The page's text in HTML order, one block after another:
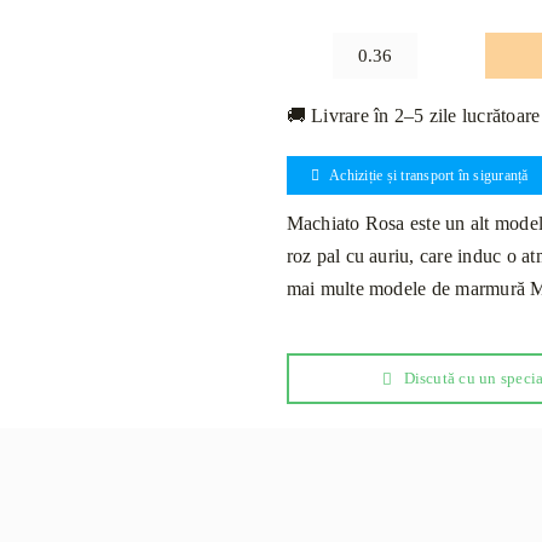
Cantitate
Macchiato
Rosa
Lustruită
60x60x2cm
🚚 Livrare în 2–5 zile lucrătoare
Achiziție și transport în siguranță
Machiato Rosa este un alt
roz pal cu auriu, care induc o
mai multe modele de marmură
Discută cu un